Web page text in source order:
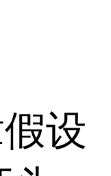
设